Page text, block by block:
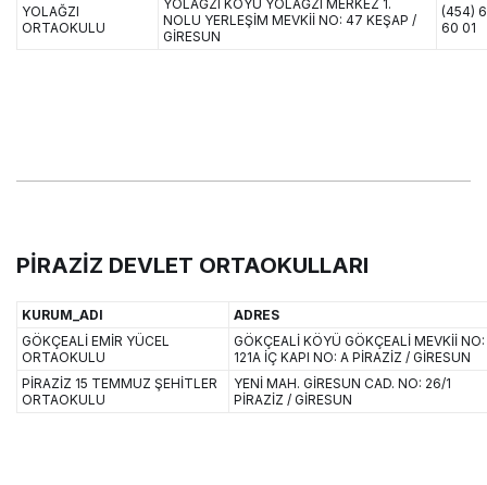
YOLAĞZI
ORTAOKULU
YOLAĞZI KÖYÜ YOLAĞZI MERKEZ 1.
NOLU YERLEŞİM MEVKİİ NO: 47 KEŞAP /
GİRESUN
(454)
60 01
PİRAZİZ DEVLET ORTAOKULLARI
KURUM_ADI
ADRES
GÖKÇEALİ EMİR YÜCEL
ORTAOKULU
GÖKÇEALİ KÖYÜ GÖKÇEALİ MEVKİİ NO:
121A İÇ KAPI NO: A PİRAZİZ / GİRESUN
PİRAZİZ 15 TEMMUZ ŞEHİTLER
ORTAOKULU
YENİ MAH. GİRESUN CAD. NO: 26/1
PİRAZİZ / GİRESUN